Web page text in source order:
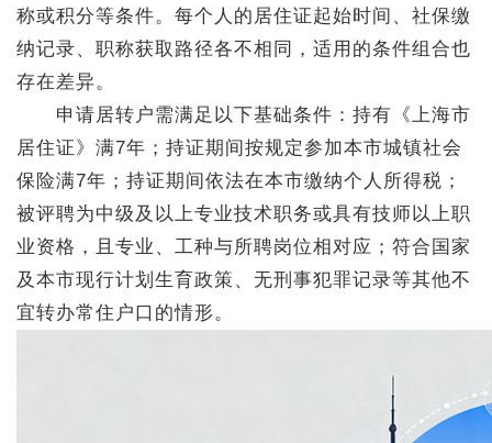
称或积分等条件。每个人的居住证起始时间、社保缴
纳记录、职称获取路径各不相同，适用的条件组合也
存在差异。
申请居转户需满足以下基础条件：持有《上海市
居住证》满7年；持证期间按规定参加本市城镇社会
保险满7年；持证期间依法在本市缴纳个人所得税；
被评聘为中级及以上专业技术职务或具有技师以上职
业资格，且专业、工种与所聘岗位相对应；符合国家
及本市现行计划生育政策、无刑事犯罪记录等其他不
宜转办常住户口的情形。